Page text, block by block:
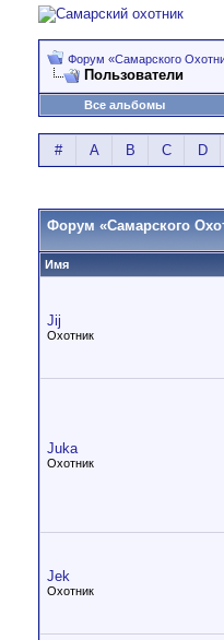
Форум «Самарского
Пользователи
Все альбомы
# A B C D
Форум «Самарского
Имя
Jij
Охотник
Juka
Охотник
Jek
Охотник